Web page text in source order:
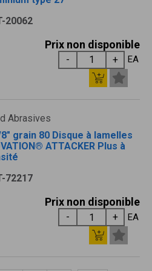
20062
Prix non disponible
EA
Abrasives
grain 80 Disque à lamelles
ATTACKER Plus à
72217
Prix non disponible
EA